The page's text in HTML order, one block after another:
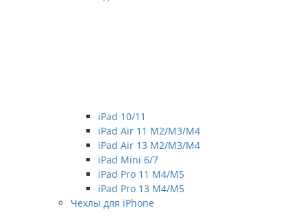
iPad 10/11
iPad Air 11 M2/M3/M4
iPad Air 13 M2/M3/M4
iPad Mini 6/7
iPad Pro 11 M4/M5
iPad Pro 13 M4/M5
Чехлы для iPhone